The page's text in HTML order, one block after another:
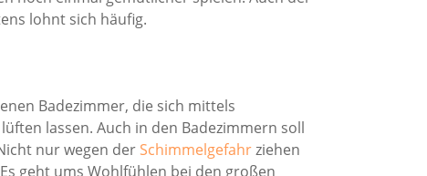
lohnt sich häufig.
Badezimmer, die sich mittels
lassen. Auch in den Badezimmern soll
nur wegen derSchimmelgefahrziehen
geht ums Wohlfühlen bei den großen